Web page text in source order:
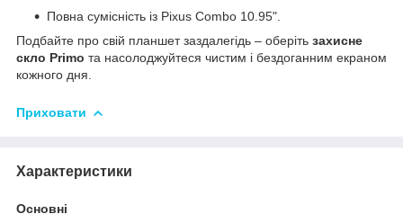
Повна сумісність із Pixus Combo 10.95".
Подбайте про свій планшет заздалегідь – оберіть захисне
скло Primo та насолоджуйтеся чистим і бездоганним екраном
кожного дня.
Приховати
Характеристики
Основні